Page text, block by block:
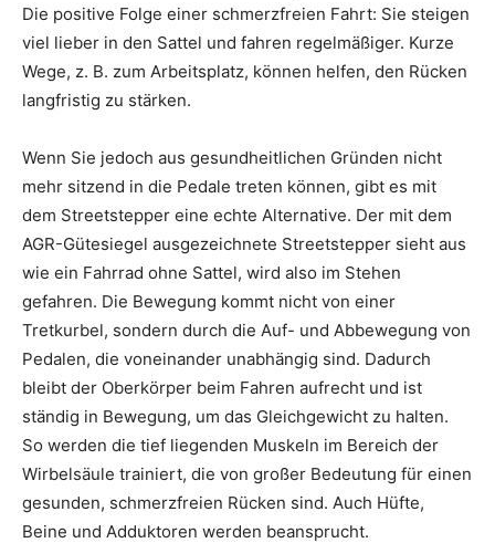
Die positive Folge einer schmerzfreien Fahrt: Sie steigen
viel lieber in den Sattel und fahren regelmäßiger. Kurze
Wege, z. B. zum Arbeitsplatz, können helfen, den Rücken
langfristig zu stärken.
Wenn Sie jedoch aus gesundheitlichen Gründen nicht
mehr sitzend in die Pedale treten können, gibt es mit
dem Streetstepper eine echte Alternative. Der mit dem
AGR-Gütesiegel ausgezeichnete Streetstepper sieht aus
wie ein Fahrrad ohne Sattel, wird also im Stehen
gefahren. Die Bewegung kommt nicht von einer
Tretkurbel, sondern durch die Auf- und Abbewegung von
Pedalen, die voneinander unabhängig sind. Dadurch
bleibt der Oberkörper beim Fahren aufrecht und ist
ständig in Bewegung, um das Gleichgewicht zu halten.
So werden die tief liegenden Muskeln im Bereich der
Wirbelsäule trainiert, die von großer Bedeutung für einen
gesunden, schmerzfreien Rücken sind. Auch Hüfte,
Beine und Adduktoren werden beansprucht.